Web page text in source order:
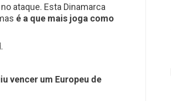
ataque. Esta Dinamarca
é a que mais joga como
vencer um Europeu de